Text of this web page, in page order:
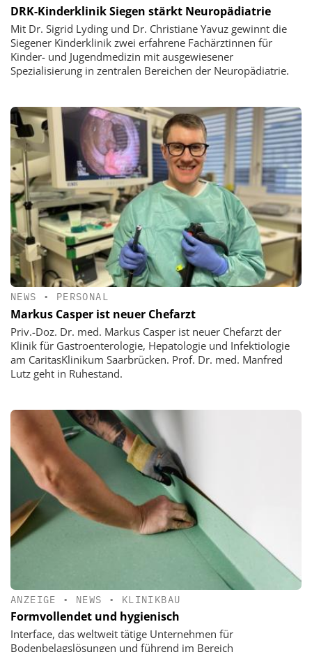
DRK-Kinderklinik Siegen stärkt Neuropädiatrie
Mit Dr. Sigrid Lyding und Dr. Christiane Yavuz gewinnt die
Siegener Kinderklinik zwei erfahrene Fachärztinnen für
Kinder- und Jugendmedizin mit ausgewiesener
Spezialisierung in zentralen Bereichen der Neuropädiatrie.
NEWS • PERSONAL
Markus Casper ist neuer Chefarzt
Priv.-Doz. Dr. med. Markus Casper ist neuer Chefarzt der
Klinik für Gastroenterologie, Hepatologie und Infektiologie
am CaritasKlinikum Saarbrücken. Prof. Dr. med. Manfred
Lutz geht in Ruhestand.
ANZEIGE • NEWS • KLINIKBAU
Formvollendet und hygienisch
Interface, das weltweit tätige Unternehmen für
Bodenbelagslösungen und führend im Bereich